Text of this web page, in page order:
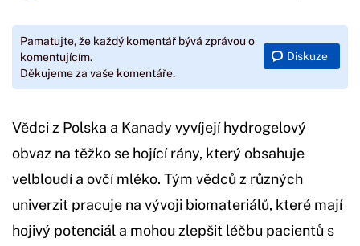
Pamatujte, že každý komentář bývá zprávou o
komentujícím.
Děkujeme za vaše komentáře.
Diskuze
Vědci z Polska a Kanady vyvíjejí hydrogelový
obvaz na těžko se hojící rány, který obsahuje
velbloudí a ovčí mléko. Tým vědců z různých
univerzit pracuje na vývoji biomateriálů, které mají
hojivý potenciál a mohou zlepšit léčbu pacientů s